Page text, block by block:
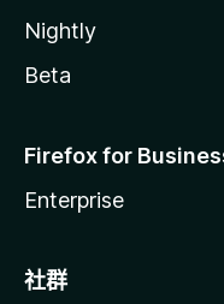
Nightly
Beta
Firefox for
Enterprise
社群